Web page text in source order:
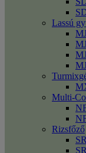
Lassú
Multi-
Rizsfőző